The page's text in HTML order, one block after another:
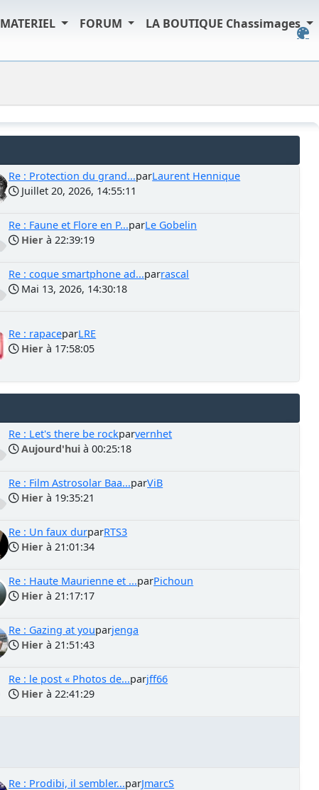
MATERIEL FORUM LA BOUTIQUE Chassimages
Re : Protection du grand...parLaurent Hennique
Juillet 20, 2026, 14:55:11
Re : Faune et Flore en P...parLe Gobelin
Hier à 22:39:19
Re : coque smartphone ad...parrascal
Mai 13, 2026, 14:30:18
Re : rapaceparLRE
Hier à 17:58:05
Re : Let's there be rockparvernhet
Aujourd'hui à 00:25:18
Re : Film Astrosolar Baa...parViB
Hier à 19:35:21
Re : Un faux durparRTS3
Hier à 21:01:34
Re : Haute Maurienne et ...parPichoun
Hier à 21:17:17
Re : Gazing at youparjenga
Hier à 21:51:43
Re : le post « Photos de...parjff66
Hier à 22:41:29
Re : Prodibi, il sembler...parJmarcS